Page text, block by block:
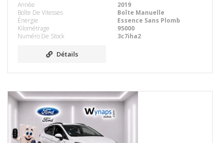
Année
2019
Boîte De Vitesses
Boîte Manuelle
Énergie
Essence Sans Plomb
Kilométrage
95000
Numéro De Stock
3c7iha2
Détails